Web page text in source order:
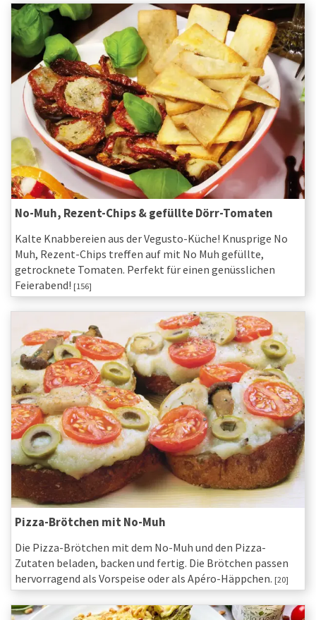
No-Muh, Rezent-Chips & gefüllte Dörr-Tomaten
Kalte Knabbereien aus der Vegusto-Küche! Knusprige No
Muh, Rezent-Chips treffen auf mit No Muh gefüllte,
getrocknete Tomaten. Perfekt für einen genüsslichen
Feierabend! [156]
Pizza-Brötchen mit No-Muh
Die Pizza-Brötchen mit dem No-Muh und den Pizza-
Zutaten beladen, backen und fertig. Die Brötchen passen
hervorragend als Vorspeise oder als Apéro-Häppchen. [20]